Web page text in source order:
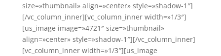
size=»thumbnail» align=»center» style=»shadow-1″]
[/vc_column_inner][vc_column_inner width=»1/3″]
[us_image image=»4721″ size=»thumbnail»
align=»center» style=»shadow-1″][/vc_column_inner]
[vc_column_inner width=»1/3″][us_image